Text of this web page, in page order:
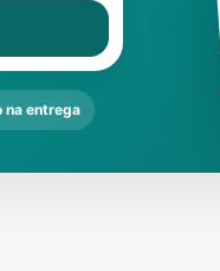
na entrega